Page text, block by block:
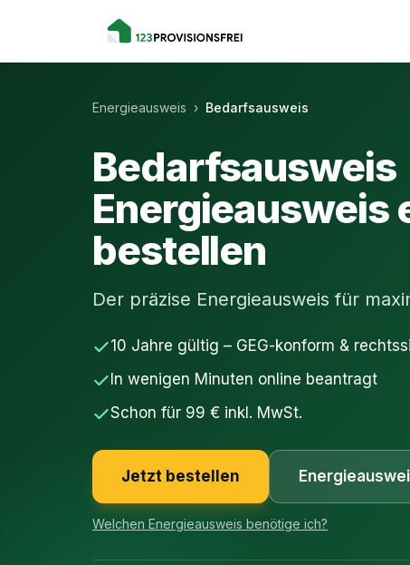
Energieausweis › Bedarfsausweis
Bedarfsausweis
Energieausweis
bestellen
Der präzise Energieausweis für
10 Jahre gültig – GEG-konform &
In wenigen Minuten online beantragt
Schon für 99 € inkl. MwSt.
Jetzt bestellen
Welchen Energieausweis benötige ich?